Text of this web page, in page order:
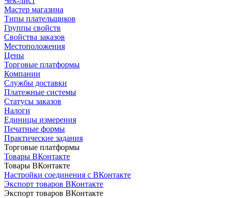
Мастер магазина
Типы плательщиков
Группы свойств
Свойства заказов
Местоположения
Цены
Торговые платформы
Компании
Службы доставки
Платежные системы
Статусы заказов
Налоги
Единицы измерения
Печатные формы
Практические задания
Торговые платформы
Товары ВКонтакте
Товары ВКонтакте
Настройки соединения с ВКонтакте
Экспорт товаров ВКонтакте
Экспорт товаров ВКонтакте